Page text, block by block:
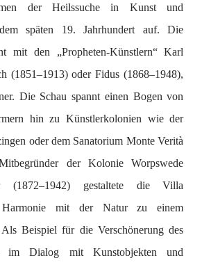
der Heilssuche in Kunst und
späten 19. Jahrhundert auf. Die
mit den „Propheten-Künstlern“ Karl
(1851–1913) oder Fidus(1868–1948),
Die Schau spannt einen Bogen von
hin zu Künstlerkolonien wie der
oderdem Sanatorium Monte Verità
der Kolonie Worpswede
(1872–1942) gestaltete die Villa
Harmonie mit der Natur zu einem
Als Beispiel für die Verschönerung des
im Dialog mit Kunstobjekten und